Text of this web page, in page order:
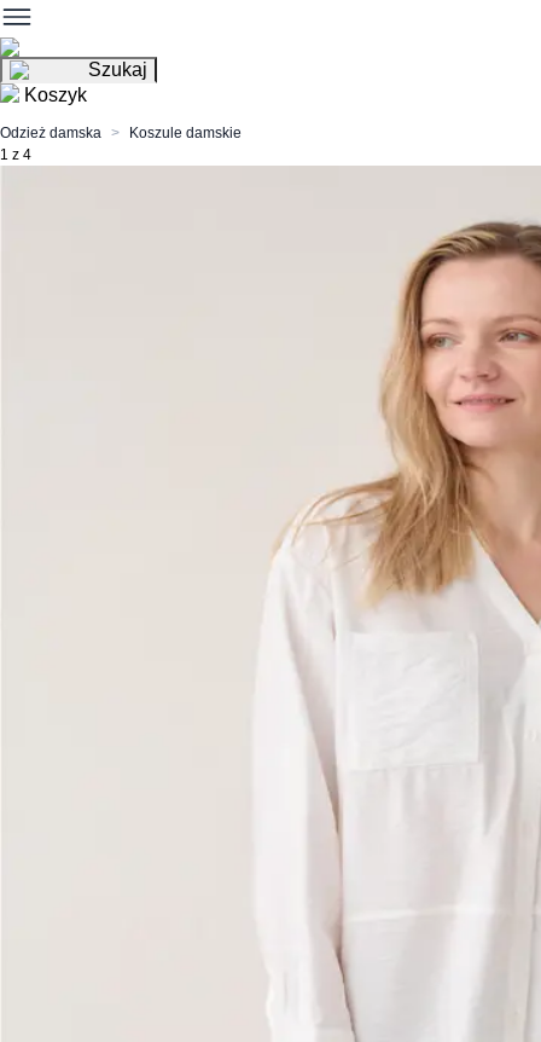
Szukaj
Koszyk
Odzież damska
Koszule damskie
1 z 4